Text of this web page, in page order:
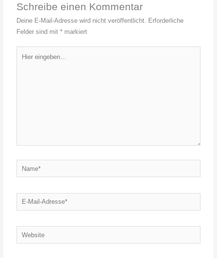
Schreibe einen Kommentar
Deine E-Mail-Adresse wird nicht veröffentlicht. Erforderliche
Felder sind mit* markiert
eingeben…
Name*
E-
Mail-
Website